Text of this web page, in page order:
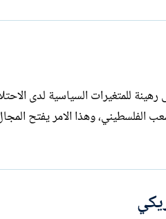
الفلسطيني لن ولم يبقى رهينة للمتغيرات السياسية لدى
الفلسطيني، وهذا الامر يفتح